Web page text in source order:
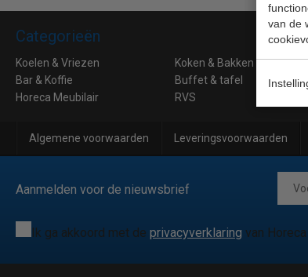
van de
Categorieën
Koelen & Vriezen Koken & Bakken
Bar & Koffie
Buffet & tafel
Horeca Meubilair
RVS
Algemene voorwaarden Leveringsvoorwaarden
Aanmelden voor de nieuwsbrief
Ik ga akkoord met de privacyverklaring van